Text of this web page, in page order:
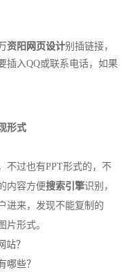
资阳 网页设计别插链接，
插入QQ或联系电话，如果
形式
过也有PPT形式的，不
内容方便搜索引擎识别，
进来，发现不能复制的
片形式。
站？
哪些？